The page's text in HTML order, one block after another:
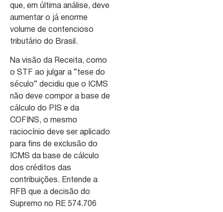
que, em última análise, deve
aumentar o já enorme
volume de contencioso
tributário do Brasil.
Na visão da Receita, como
o STF ao julgar a “tese do
século” decidiu que o ICMS
não deve compor a base de
cálculo do PIS e da
COFINS, o mesmo
raciocínio deve ser aplicado
para fins de exclusão do
ICMS da base de cálculo
dos créditos das
contribuições. Entende a
RFB que a decisão do
Supremo no RE 574.706